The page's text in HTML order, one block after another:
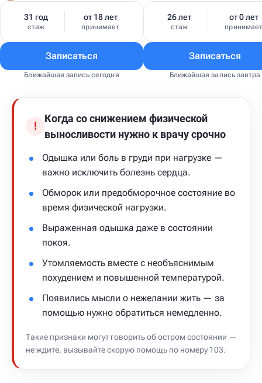
31 год
стаж
от 18 лет
принимает
Записаться
Ближайшая запись сегодня
26 лет
стаж
от 0 лет
принимает
Записаться
Ближайшая запись завтра
!
Когда со снижением физической
выносливости нужно к врачу срочно
Одышка или боль в груди при нагрузке —
важно исключить болезнь сердца.
Обморок или предобморочное состояние во
время физической нагрузки.
Выраженная одышка даже в состоянии
покоя.
Утомляемость вместе с необъяснимым
похудением и повышенной температурой.
Появились мысли о нежелании жить — за
помощью нужно обратиться немедленно.
Такие признаки могут говорить об остром состоянии —
не ждите, вызывайте скорую помощь по номеру 103.